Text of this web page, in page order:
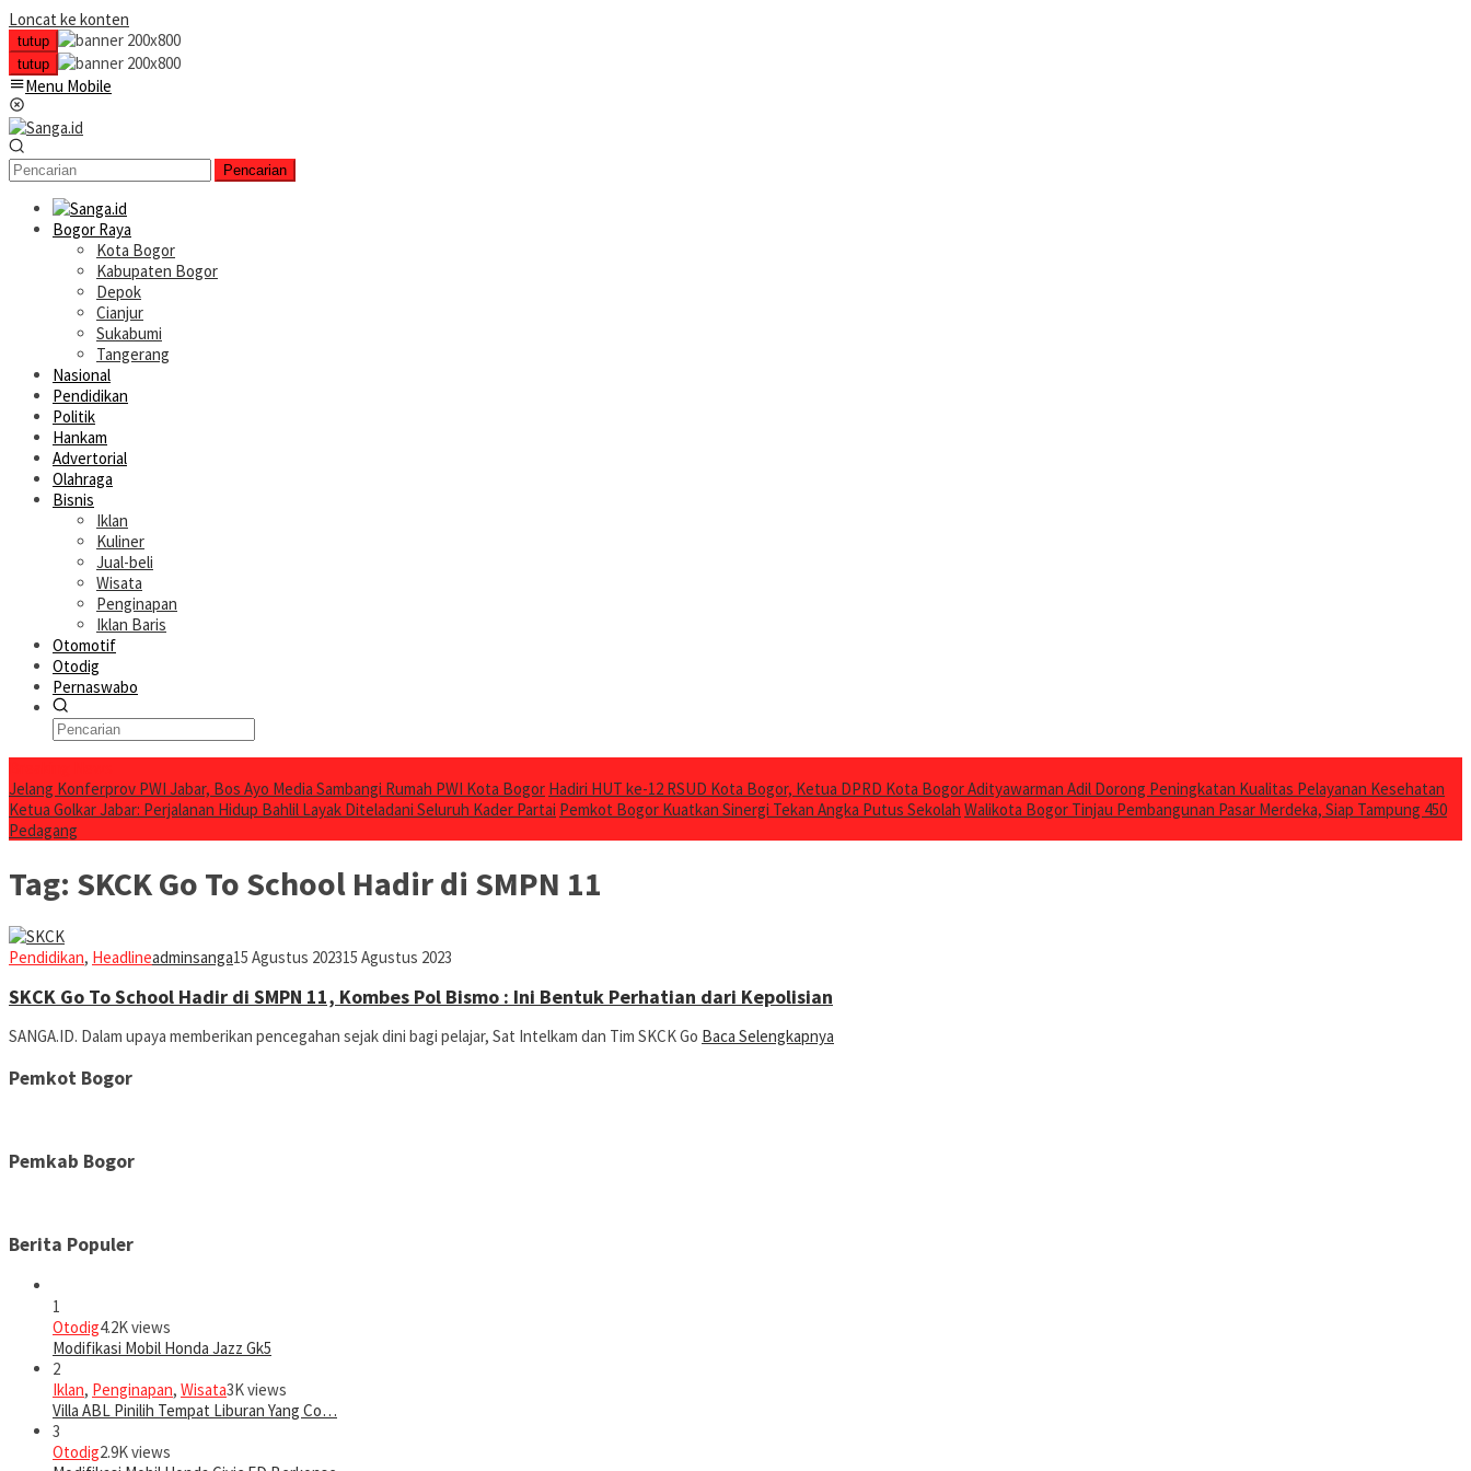
Loncat ke konten
tutup
tutup
Menu Mobile
Pencarian
Bogor Raya
Kota Bogor
Kabupaten Bogor
Depok
Cianjur
Sukabumi
Tangerang
Nasional
Pendidikan
Politik
Hankam
Advertorial
Olahraga
Bisnis
Iklan
Kuliner
Jual-beli
Wisata
Penginapan
Iklan Baris
Otomotif
Otodig
Pernaswabo
Jelang Konferprov PWI Jabar, Bos Ayo Media Sambangi Rumah PWI Kota Bogor Hadiri HUT ke-12 RSUD Kota Bogor, Ketua DPRD Kota Bogor Adityawarman Adil Dorong Peningkatan Kualitas Pelayanan Kesehatan
Ketua Golkar Jabar: Perjalanan Hidup Bahlil Layak Diteladani Seluruh Kader Partai Pemkot Bogor Kuatkan Sinergi Tekan Angka Putus Sekolah Walikota Bogor Tinjau Pembangunan Pasar Merdeka, Siap Tampung 450
Pedagang
Tag: SKCK Go To School Hadir di SMPN 11
Pendidikan, Headlineadminsanga15 Agustus 202315 Agustus 2023
SKCK Go To School Hadir di SMPN 11, Kombes Pol Bismo : Ini Bentuk Perhatian dari Kepolisian
SANGA.ID. Dalam upaya memberikan pencegahan sejak dini bagi pelajar, Sat Intelkam dan Tim SKCK Go Baca Selengkapnya
Pemkot Bogor
Pemkab Bogor
Berita Populer
1
Otodig4.2K views
Modifikasi Mobil Honda Jazz Gk5
2
Iklan, Penginapan, Wisata3K views
Villa ABL Pinilih Tempat Liburan Yang Co…
3
Otodig2.9K views